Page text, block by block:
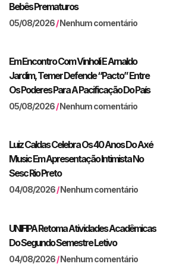
Bebês Prematuros
05/08/2026 Nenhum comentário
Em Encontro Com Vinholi E Arnaldo
Jardim, Temer Defende “pacto” Entre
Os Poderes Para A Pacificação Do País
05/08/2026 Nenhum comentário
Luiz Caldas Celebra Os 40 Anos Do Axé
Music Em Apresentação Intimista No
Sesc Rio Preto
04/08/2026 Nenhum comentário
UNIFIPA Retoma Atividades Acadêmicas
Do Segundo Semestre Letivo
04/08/2026 Nenhum comentário